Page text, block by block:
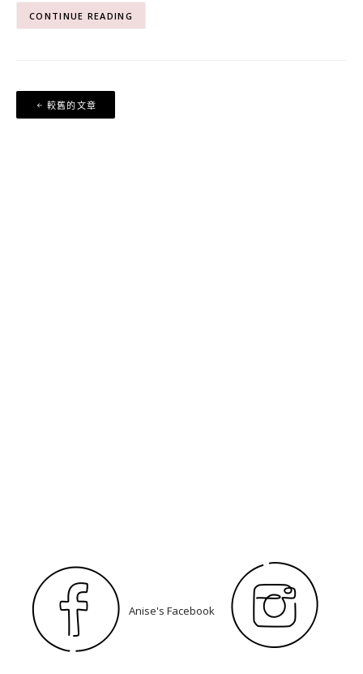
CONTINUE READING
章
較舊的文章
Anise's Facebook